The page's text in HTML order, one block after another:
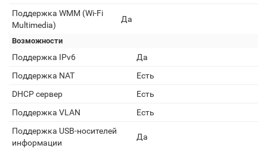
Поддержка WMM (Wi-Fi
Multimedia)
Да
Возможности
Поддержка IPv6
Да
Поддержка NAT
Есть
DHCP сервер
Есть
Поддержка VLAN
Есть
Поддержка USB-носителей
информации
Да